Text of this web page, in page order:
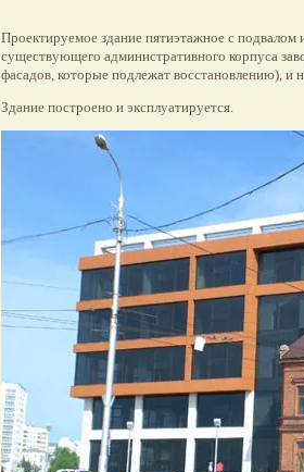
Проектируемое здание пятиэтажное с
существующего административного корпуса
фасадов, которые подлежат восстановлению), и
Здание построено и эксплуатируется.